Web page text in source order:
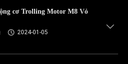
cơ Trolling Motor M8 Vỏ
2024-01-05